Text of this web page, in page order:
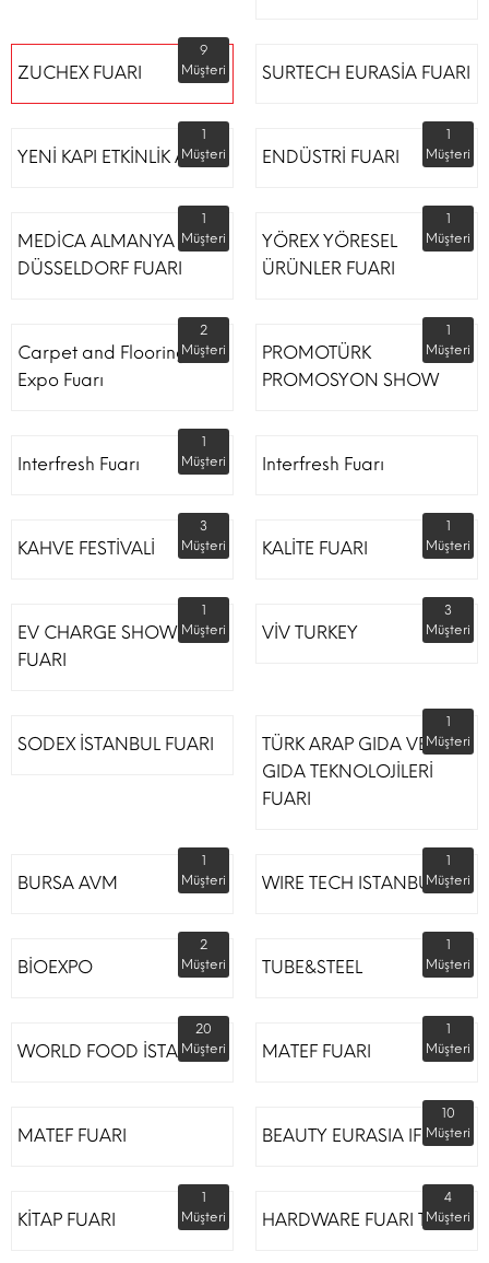
ZUCHEX FUARI
9
Müşteri
SURTECH EURASİA FUARI
YENİ KAPI ETKİNLİK ALANI
1
Müşteri
ENDÜSTRİ FUARI
1
Müşteri
MEDİCA ALMANYA
DÜSSELDORF FUARI
1
Müşteri
YÖREX YÖRESEL
ÜRÜNLER FUARI
1
Müşteri
Carpet and Flooring
Expo Fuarı
2
Müşteri
PROMOTÜRK
PROMOSYON SHOW
1
Müşteri
Interfresh Fuarı
1
Müşteri
Interfresh Fuarı
KAHVE FESTİVALİ
3
Müşteri
KALİTE FUARI
1
Müşteri
EV CHARGE SHOW
FUARI
1
Müşteri
VİV TURKEY
3
Müşteri
SODEX İSTANBUL FUARI
TÜRK ARAP GIDA VE
GIDA TEKNOLOJİLERİ
FUARI
1
Müşteri
BURSA AVM
1
Müşteri
WIRE TECH ISTANBUL
1
Müşteri
BİOEXPO
2
Müşteri
TUBE&STEEL
1
Müşteri
WORLD FOOD İSTANBUL
20
Müşteri
MATEF FUARI
1
Müşteri
MATEF FUARI BEAUTY EURASIA IFM
10
Müşteri
KİTAP FUARI
1
Müşteri
HARDWARE FUARI TÜYAP
4
Müşteri